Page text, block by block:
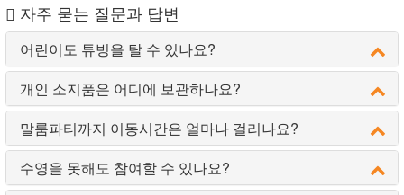
자주 묻는 질문과 답변
어린이도 튜빙을 탈 수 있나요?
개인 소지품은 어디에 보관하나요?
말룸파티까지 이동시간은 얼마나 걸리나요?
수영을 못해도 참여할 수 있나요?